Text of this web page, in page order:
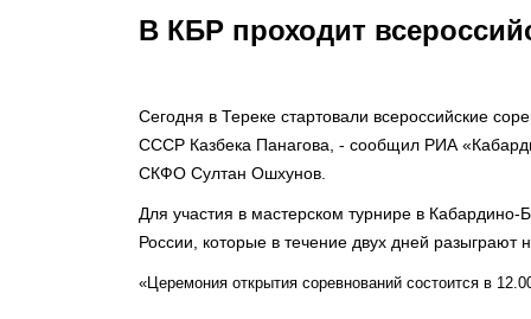
В КБР проходит
Сегодня в Тереке стартовали всероссийские
СССР Казбека Панагова, - сообщил РИА
СКФО Султан Ошхунов.
Для участия в мастерском турнире в
России, которые в течение двух дней разыграют
«Церемония открытия соревнований состоится в